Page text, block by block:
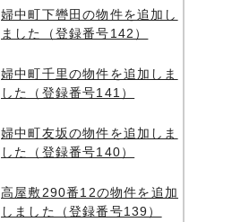
婦中町下轡田の物件を追加し
ました（登録番号142）
婦中町千里の物件を追加しま
した（登録番号141）
婦中町友坂の物件を追加しま
した（登録番号140）
高屋敷290番12の物件を追加
しました（登録番号139）